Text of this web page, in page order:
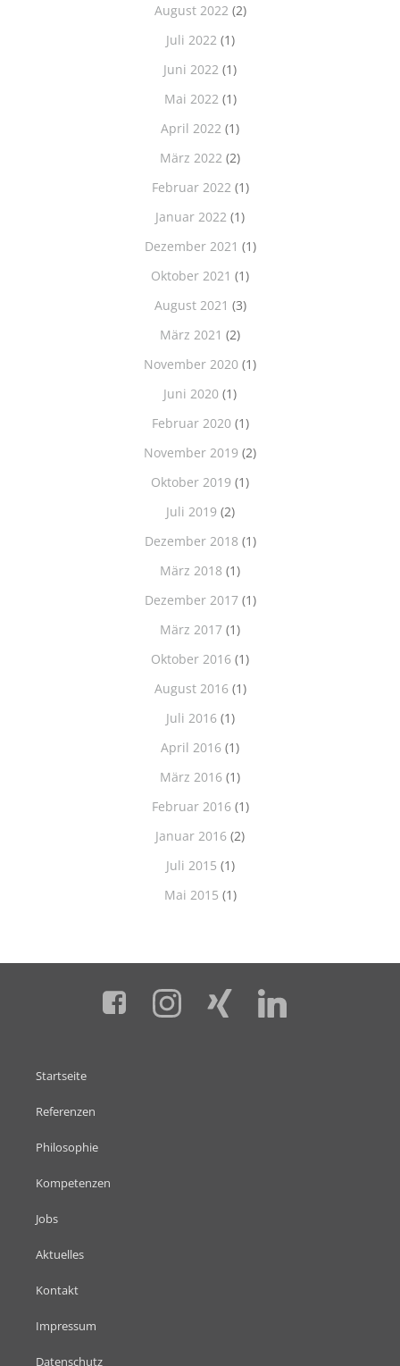
August 2022 (2)
Juli 2022 (1)
Juni 2022 (1)
Mai 2022 (1)
April 2022 (1)
März 2022 (2)
Februar 2022 (1)
Januar 2022 (1)
Dezember 2021 (1)
Oktober 2021 (1)
August 2021 (3)
März 2021 (2)
November 2020 (1)
Juni 2020 (1)
Februar 2020(1)
November 2019 (2)
Oktober 2019 (1)
Juli 2019 (2)
Dezember 2018 (1)
März 2018 (1)
Dezember 2017(1)
März 2017 (1)
Oktober 2016 (1)
August 2016(1)
Juli 2016(1)
April 2016 (1)
März 2016 (1)
Februar 2016(1)
Januar 2016 (2)
Juli 2015 (1)
Mai 2015 (1)
Startseite
Referenzen
Philosophie
Kompetenzen
Jobs
Aktuelles
Kontakt
Impressum
Datenschutz